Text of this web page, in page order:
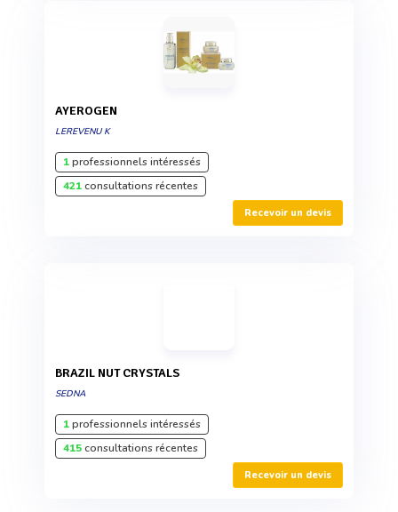
AYEROGEN
LEREVENU K
1professionnels intéressés
421consultations récentes
Recevoir un devis
BRAZIL NUT CRYSTALS
SEDNA
1professionnels intéressés
415consultations récentes
Recevoir un devis